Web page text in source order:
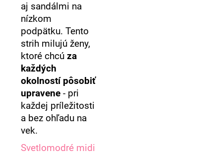
aj sandálmi na
nízkom
podpätku. Tento
strih milujú ženy,
ktoré chcúza
každých
okolností pôsobiť
upravene - pri
každej príležitosti
a bez ohľadu na
vek.
Svetlomodré midi